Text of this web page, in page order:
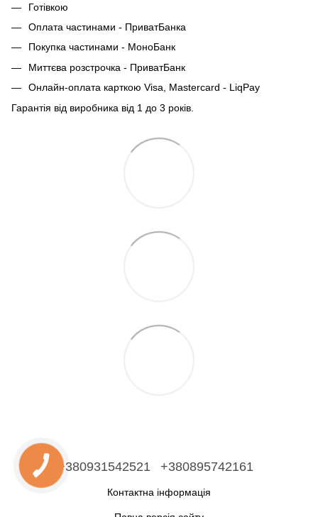
Готівкою
Оплата частинами - ПриватБанка
Покупка частинами - МоноБанк
Миттєва розстрочка - ПриватБанк
Онлайн-оплата карткою Visa, Mastercard - LiqPay
Гарантія від виробника від 1 до 3 років.
+380931542521 +380895742161
Контактна інформація